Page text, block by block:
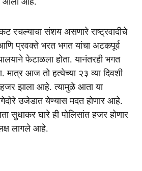
कट रचल्याचा संशय असणारे राष्ट्रवादीचे
प्रवक्ते भरत भगत यांचा अटकपूर्व
फेटाळला होता. यानंतरही भगत
मात्र आज तो हत्येच्या २३ व्या दिवशी
हजर झाला आहे. त्यामुळे आता या
उजेडात येण्यास मदत होणार आहे.
सुधाकर घारे ही पोलिसांत हजर होणार
लागले आहे.